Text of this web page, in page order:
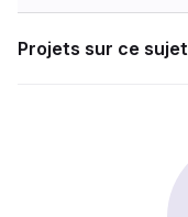
Projets sur ce sujet